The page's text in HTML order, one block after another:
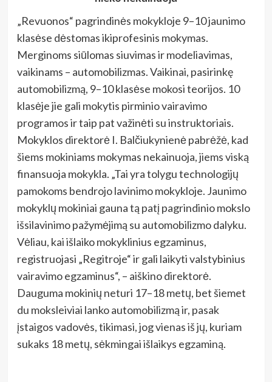
„Revuonos“ pagrindinės mokykloje 9–10 jaunimo
klasėse dėstomas ikiprofesinis mokymas.
Merginoms siūlomas siuvimas ir modeliavimas,
vaikinams – automobilizmas. Vaikinai, pasirinkę
automobilizmą, 9–10 klasėse mokosi teorijos. 10
klasėje jie gali mokytis pirminio vairavimo
programos ir taip pat važinėti su instruktoriais.
Mokyklos direktorė I. Balčiukynienė pabrėžė, kad
šiems mokiniams mokymas nekainuoja, jiems viską
finansuoja mokykla. „Tai yra tolygu technologijų
pamokoms bendrojo lavinimo mokykloje. Jaunimo
mokyklų mokiniai gauna tą patį pagrindinio mokslo
išsilavinimo pažymėjimą su automobilizmo dalyku.
Vėliau, kai išlaiko mokyklinius egzaminus,
registruojasi „Regitroje“ ir gali laikyti valstybinius
vairavimo egzaminus“, – aiškino direktorė.
Dauguma mokinių neturi 17–18 metų, bet šiemet
du moksleiviai lanko automobilizmą ir, pasak
įstaigos vadovės, tikimasi, jog vienas iš jų, kuriam
sukaks 18 metų, sėkmingai išlaikys egzaminą.